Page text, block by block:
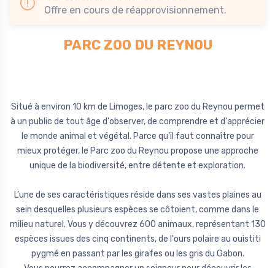
Offre en cours de réapprovisionnement.
PARC ZOO DU REYNOU
Situé à environ 10 km de Limoges, le parc zoo du Reynou permet
à un public de tout âge d'observer, de comprendre et d'apprécier
le monde animal et végétal. Parce qu’il faut connaître pour
mieux protéger, le Parc zoo du Reynou propose une approche
unique de la biodiversité, entre détente et exploration.
L’une de ses caractéristiques réside dans ses vastes plaines au
sein desquelles plusieurs espèces se côtoient, comme dans le
milieu naturel. Vous y découvrez 600 animaux, représentant 130
espèces issues des cinq continents, de l'ours polaire au ouistiti
pygmé en passant par les girafes ou les gris du Gabon.